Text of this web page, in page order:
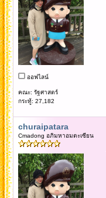
ออฟไลน์
คณะ: รัฐศาสตร์
กระทู้: 27,182
churaipatara
Cmadong อภิมหาอมตะเซียน